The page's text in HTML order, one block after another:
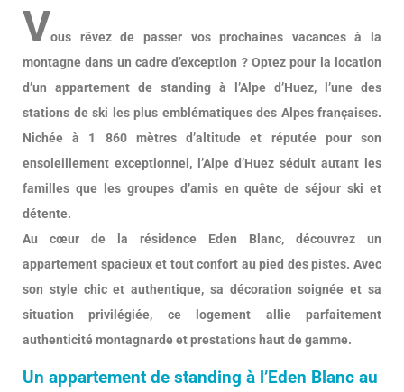
Vous rêvez de passer vos prochaines vacances à la
montagne dans un cadre d’exception ? Optez pour la location
d’un appartement de standing à l’Alpe d’Huez, l’une des
stations de ski les plus emblématiques des Alpes françaises.
Nichée à 1 860 mètres d’altitude et réputée pour son
ensoleillement exceptionnel, l’Alpe d’Huez séduit autant les
familles que les groupes d’amis en quête de séjour ski et
détente.
Au cœur de la résidence Eden Blanc, découvrez un
appartement spacieux et tout confort au pied des pistes. Avec
son style chic et authentique, sa décoration soignée et sa
situation privilégiée, ce logement allie parfaitement
authenticité montagnarde et prestations haut de gamme.
Un appartement de standing à l’Eden Blanc au